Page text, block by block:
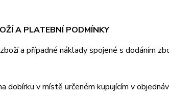
A PLATEBNÍ PODMÍNKY
a případné náklady spojené s dodáním
dobírku v místě určeném kupujícím v